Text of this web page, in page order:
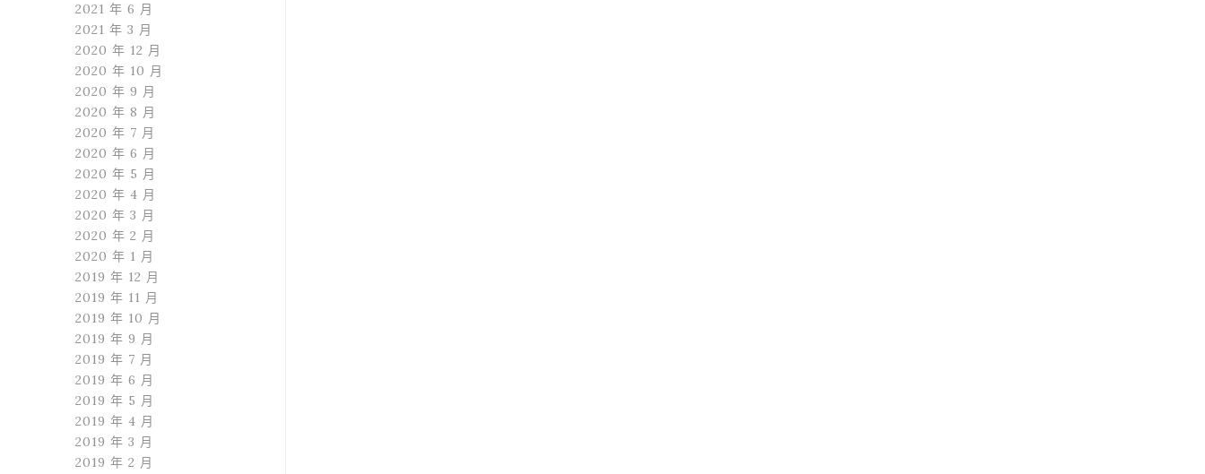
2021 年 6 月
2021 年 3 月
2020 年 12 月
2020 年 10 月
2020 年 9 月
2020 年 8 月
2020 年 7 月
2020 年 6 月
2020 年 5 月
2020 年 4 月
2020 年 3 月
2020 年 2 月
2020 年 1 月
2019 年 12 月
2019 年 11 月
2019 年 10 月
2019 年 9 月
2019 年 7 月
2019 年 6 月
2019 年 5 月
2019 年 4 月
2019 年 3 月
2019 年 2 月